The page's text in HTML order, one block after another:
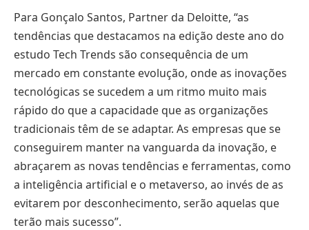
Para Gonçalo Santos, Partner da Deloitte, “as
tendências que destacamos na edição deste ano do
estudo Tech Trends são consequência de um
mercado em constante evolução, onde as inovações
tecnológicas se sucedem a um ritmo muito mais
rápido do que a capacidade que as organizações
tradicionais têm de se adaptar. As empresas que se
conseguirem manter na vanguarda da inovação, e
abraçarem as novas tendências e ferramentas, como
a inteligência artificial e o metaverso, ao invés de as
evitarem por desconhecimento, serão aquelas que
terão mais sucesso”.